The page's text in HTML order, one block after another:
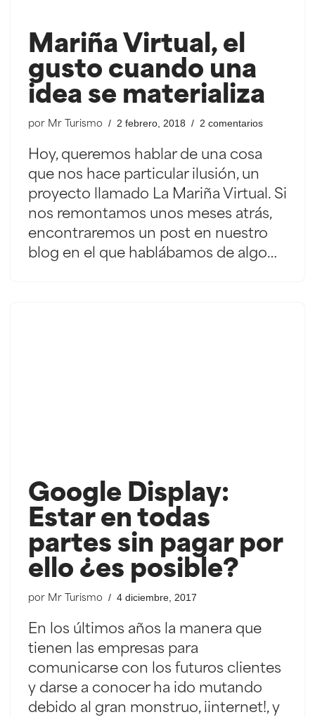
Mariña Virtual, el
gusto cuando una
idea se materializa
por Mr Turismo 2 febrero, 2018 2 comentarios
Hoy, queremos hablar de una cosa
que nos hace particular ilusión, un
proyecto llamado La Mariña Virtual. Si
nos remontamos unos meses atrás,
encontraremos un post en nuestro
blog en el que hablábamos de algo…
Google Display:
Estar en todas
partes sin pagar por
ello ¿es posible?
por Mr Turismo 4 diciembre, 2017
En los últimos años la manera que
tienen las empresas para
comunicarse con los futuros clientes
y darse a conocer ha ido mutando
debido al gran monstruo, ¡internet!, y